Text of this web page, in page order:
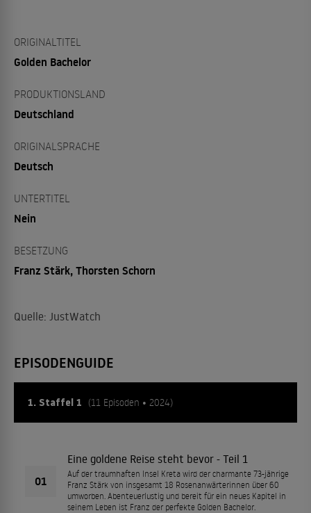
ORIGINALTITEL
Golden Bachelor
PRODUKTIONSLAND
Deutschland
ORIGINALSPRACHE
Deutsch
UNTERTITEL
Nein
BESETZUNG
Franz Stärk, Thorsten Schorn
Quelle: JustWatch
EPISODENGUIDE
1. Staffel 1 (11 Episoden • 2024)
01
Eine goldene Reise steht bevor - Teil 1
Auf der traumhaften Insel Kreta wird der charmante 73-jährige
Franz Stärk von insgesamt 18 Rosenanwärterinnen über 60
umworben. Abenteuerlustig und bereit für ein neues Kapitel in
seinem Leben ist Franz der perfekte Golden Bachelor.